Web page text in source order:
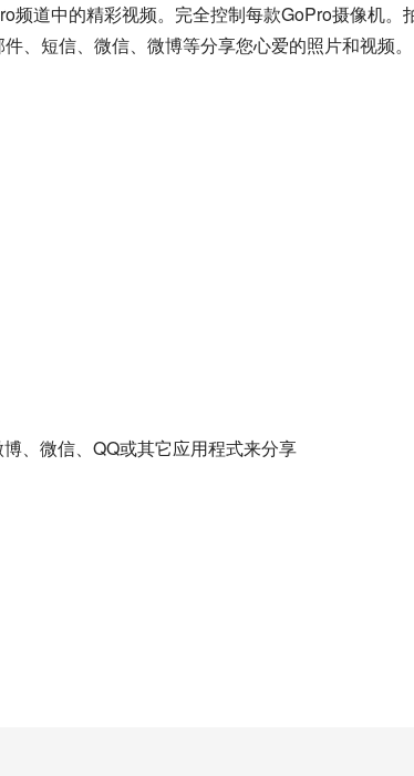
频道中的精彩视频。完全控制每款GoPro摄像机。
、短信、微信、微博等分享您心爱的照片和视频。
、微信、QQ或其它应用程式来分享